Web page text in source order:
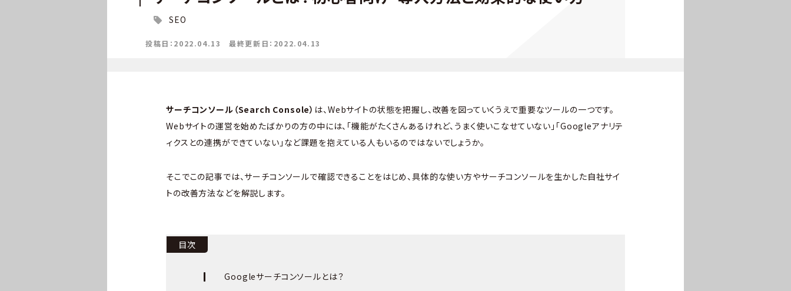
SEO
投稿日：2022.04.13 最終更新日：2022.04.13
サーチコンソール（Search Console） は、Webサイトの状態を把握し、改善を図っていくうえで重要なツールの一つです。
Webサイトの運営を始めたばかりの方の中には、「機能がたくさんあるけれど、うまく使いこなせていない」「Googleアナリテ
ィクスとの連携ができていない」など課題を抱えている人もいるのではないでしょうか。
そこでこの記事では、サーチコンソールで確認できることをはじめ、具体的な使い方やサーチコンソールを生かした自社サイ
トの改善方法などを解説します。
目次
Googleサーチコンソールとは？